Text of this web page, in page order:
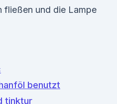
fließen und die Lampe
benutzt
tinktur